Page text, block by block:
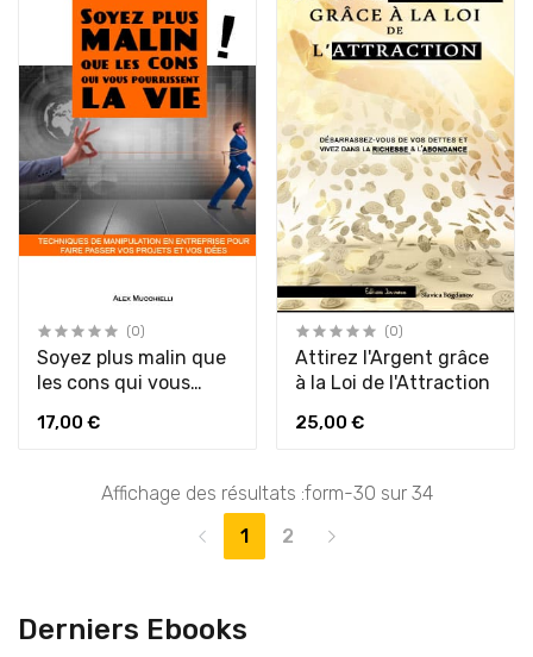
Derniers Ebooks
(0)
Soyez plus malin que
les cons qui vous
17,00 €
(0)
Attirez l'Argent grâce
à la Loi de l'Attraction
25,00 €
Affichage des résultats :form-30 sur 34
1
2